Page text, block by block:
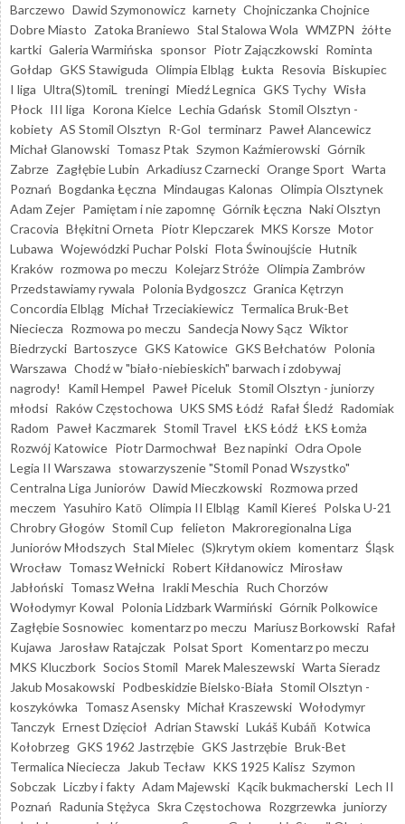
Barczewo Dawid Szymonowicz karnety Chojniczanka Chojnice
Dobre Miasto Zatoka Braniewo Stal Stalowa Wola WMZPN żółte
kartki Galeria Warmińska sponsor Piotr Zajączkowski Rominta
Gołdap GKS Stawiguda Olimpia Elbląg Łukta Resovia Biskupiec
I liga Ultra(S)tomiL treningi Miedź Legnica GKS Tychy Wisła
Płock III liga Korona Kielce Lechia Gdańsk Stomil Olsztyn -
kobiety AS Stomil Olsztyn R-Gol terminarz Paweł Alancewicz
Michał Glanowski Tomasz Ptak Szymon Kaźmierowski Górnik
Zabrze Zagłębie Lubin Arkadiusz Czarnecki Orange Sport Warta
Poznań Bogdanka Łęczna Mindaugas Kalonas Olimpia Olsztynek
Adam Zejer Pamiętam i nie zapomnę Górnik Łęczna Naki Olsztyn
Cracovia Błękitni Orneta Piotr Klepczarek MKS Korsze Motor
Lubawa Wojewódzki Puchar Polski Flota Świnoujście Hutnik
Kraków rozmowa po meczu Kolejarz Stróże Olimpia Zambrów
Przedstawiamy rywala Polonia Bydgoszcz Granica Kętrzyn
Concordia Elbląg Michał Trzeciakiewicz Termalica Bruk-Bet
Nieciecza Rozmowa po meczu Sandecja Nowy Sącz Wiktor
Biedrzycki Bartoszyce GKS Katowice GKS Bełchatów Polonia
Warszawa Chodź w "biało-niebieskich" barwach i zdobywaj
nagrody!
Kamil Hempel Paweł Piceluk Stomil Olsztyn - juniorzy
młodsi Raków Częstochowa UKS SMS Łódź Rafał Śledź Radomiak
Radom Paweł Kaczmarek Stomil Travel ŁKS Łódź ŁKS Łomża
Rozwój Katowice Piotr Darmochwał Bez napinki Odra Opole
Legia II Warszawa stowarzyszenie "Stomil Ponad Wszystko"
Centralna Liga Juniorów Dawid Mieczkowski Rozmowa przed
meczem Yasuhiro Katō Olimpia II Elbląg Kamil Kiereś Polska U-21
Chrobry Głogów Stomil Cup felieton Makroregionalna Liga
Juniorów Młodszych Stal Mielec (S)krytym okiem komentarz Śląsk
Wrocław Tomasz Wełnicki Robert Kiłdanowicz Mirosław
Jabłoński Tomasz Wełna Irakli Meschia Ruch Chorzów
Wołodymyr Kowal Polonia Lidzbark Warmiński Górnik Polkowice
Zagłębie Sosnowiec komentarz po meczu Mariusz Borkowski Rafał
Kujawa
Jarosław Ratajczak Polsat Sport Komentarz po meczu
MKS Kluczbork Socios Stomil Marek Maleszewski Warta Sieradz
Jakub Mosakowski Podbeskidzie Bielsko-Biała Stomil Olsztyn -
koszykówka Tomasz Asensky Michał Kraszewski Wołodymyr
Tanczyk Ernest Dzięcioł Adrian Stawski Lukáš Kubáň Kotwica
Kołobrzeg GKS 1962 Jastrzębie GKS Jastrzębie Bruk-Bet
Termalica Nieciecza
Jakub Tecław KKS 1925 Kalisz Szymon
Sobczak Liczby i fakty Adam Majewski Kącik bukmacherski Lech II
Poznań Radunia Stężyca Skra Częstochowa Rozgrzewka juniorzy